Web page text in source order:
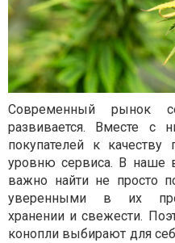
Современный рынок
развивается. Вместе с
покупателей к
уровню сервиса. В наше
важно найти не просто
уверенными в их
хранении и свежести.
конопли выбирают для